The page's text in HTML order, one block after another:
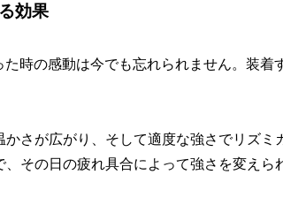
効果
た時の感動は今でも忘れられません。装
さが広がり、そして適度な強さでリズミ
その日の疲れ具合によって強さを変えら